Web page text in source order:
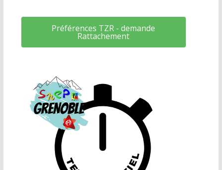
Préférences TZR - demande
Rattachement